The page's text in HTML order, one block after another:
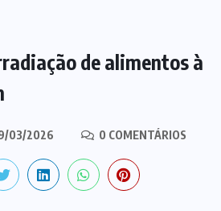
de alimentos à
03/2026 0 COMENTÁRIOS